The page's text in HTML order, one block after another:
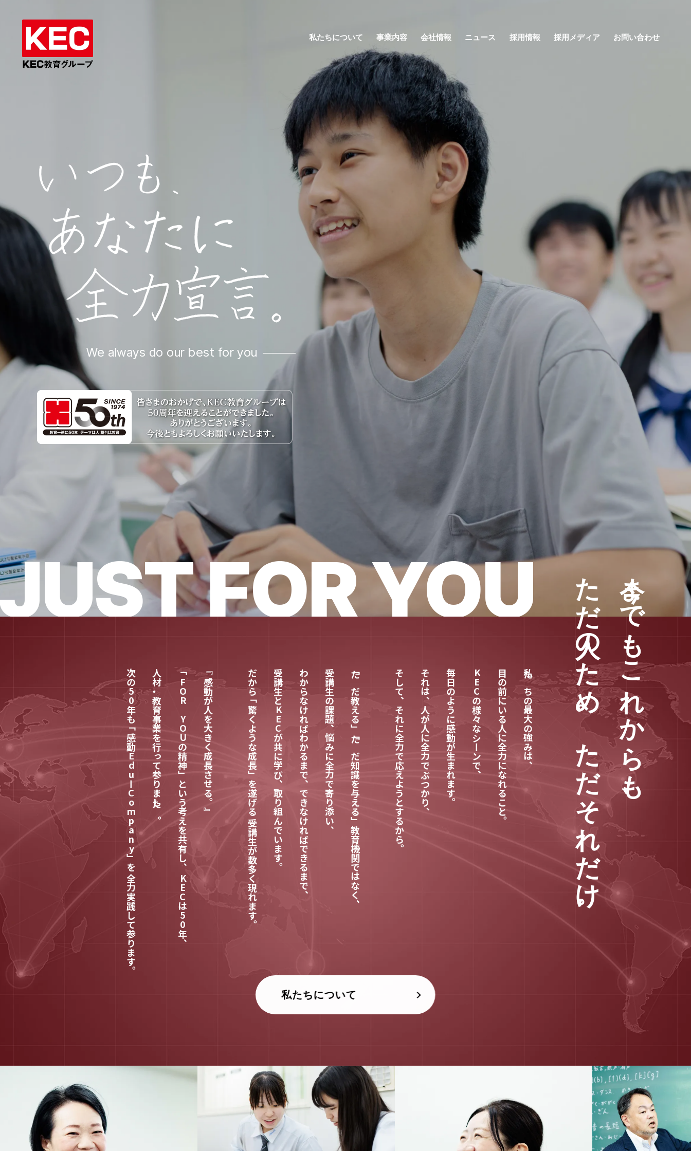
私たちについて 事業内容 会社情報 ニュース 採用情報 採用メディア お問い合わせ
We always do our best for you
FOR YOU 今までもこれからも、
ただ人のため。ただそれだけ。
私たちの最大の強みは、
目の前にいる人に全力になれること。
KEC
の様々なシーンで、
毎日のように感動が生まれます。
それは、人が人に全力でぶつかり、
そして、それに全力で応えようとするから。
「ただ教える」「ただ知識を与える」教育機関ではなく、
受講生の課題、悩みに全力で寄り添い、
わからなければわかるまで、できなければできるまで、
受講生と
KEC
が共に学び、取り組んでいます。
だから「驚くような成長」を遂げる
受講生が数多く現れます。
『感動が人を大きく成長させる。』
「
FOR YOU
の精神」という考えを共有し、
KEC
は
50
年、
人材・教育事業を行って参りました。
次の
50
年も「感動
Edu
ー
Company
」を
全力実践して参ります。
私たちについて